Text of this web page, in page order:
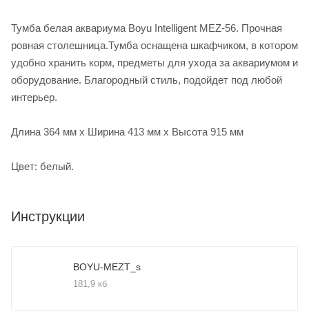
Тумба белая аквариума Boyu Intelligent MEZ-56. Прочная
ровная столешница.Тумба оснащена шкафчиком, в котором
удобно хранить корм, предметы для ухода за аквариумом и
оборудование. Благородный стиль, подойдет под любой
интерьер.
Длина 364 мм x Ширина 413 мм x Высота 915 мм
Цвет: белый.
Инструкции
BOYU-MEZT_s
181,9 кб